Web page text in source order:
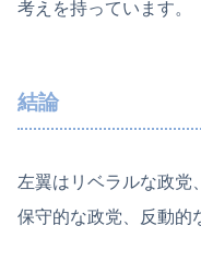
考えを持っています。
結論
左翼はリベラルな政党
保守的な政党、反動的